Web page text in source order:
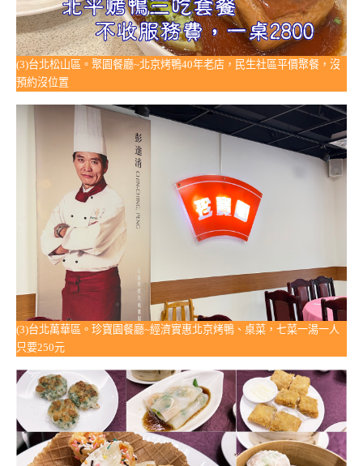
(3)台北松山區。聚園餐廳~北京烤鴨40年老店，民生社區平價聚餐，沒
預約沒位置
(3)台北萬華區。珍寶園餐廳~經濟實惠北京烤鴨、桌菜，七菜一湯一人
只要250元